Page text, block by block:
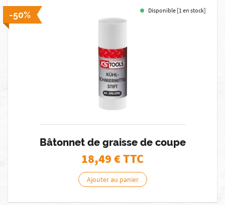
-50% Disponible [1 en stock]
Bâtonnet de graisse de coupe
18,49€ TTC
Ajouter au panier